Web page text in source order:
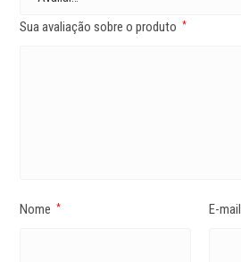
Sua avaliação sobre o produto *
Nome * E-mail